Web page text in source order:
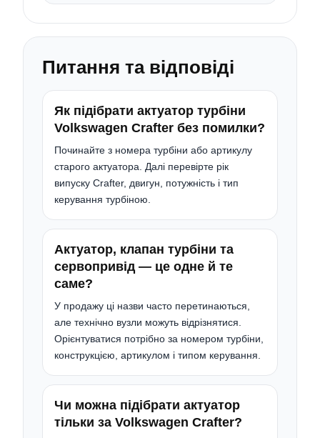
Питання та відповіді
Як підібрати актуатор турбіни
Volkswagen Crafter без помилки?
Починайте з номера турбіни або артикулу
старого актуатора. Далі перевірте рік
випуску Crafter, двигун, потужність і тип
керування турбіною.
Актуатор, клапан турбіни та
сервопривід — це одне й те
саме?
У продажу ці назви часто перетинаються,
але технічно вузли можуть відрізнятися.
Орієнтуватися потрібно за номером турбіни,
конструкцією, артикулом і типом керування.
Чи можна підібрати актуатор
тільки за Volkswagen Crafter?